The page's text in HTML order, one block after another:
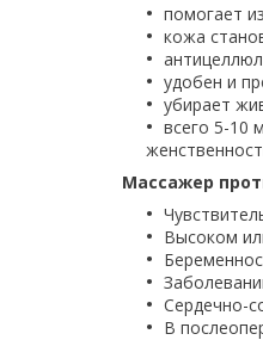
помогает
кожа
удобен и
убирает
всего 5-10
Массажер
Высоком
Сердечно-
В